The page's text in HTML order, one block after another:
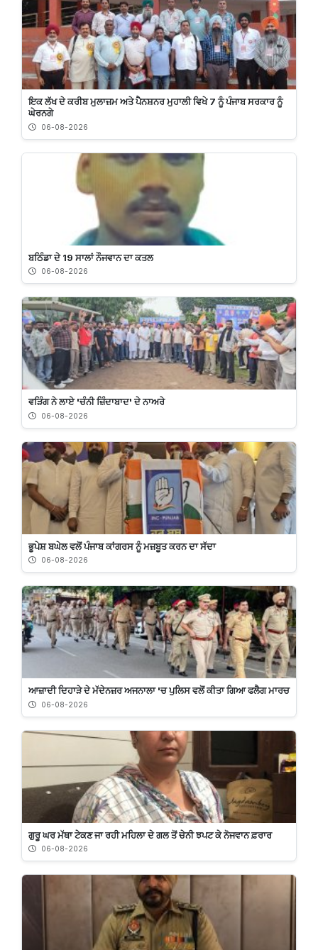
ਇਕ ਲੱਖ ਦੇ ਕਰੀਬ ਮੁਲਾਜ਼ਮ ਅਤੇ ਪੈਨਸ਼ਨਰ ਮੁਹਾਲੀ ਵਿਖੇ 7 ਨੂੰ ਪੰਜਾਬ ਸਰਕਾਰ ਨੂੰ
ਘੇਰਨਗੇ
06-08-2026
ਬਠਿੰਡਾ ਦੇ 19 ਸਾਲਾਂ ਨੌਜਵਾਨ ਦਾ ਕਤਲ
06-08-2026
ਵੜਿੰਗ ਨੇ ਲਾਏ 'ਚੰਨੀ ਜ਼ਿੰਦਾਬਾਦ' ਦੇ ਨਾਅਰੇ
06-08-2026
ਭੂਪੇਸ਼ ਬਘੇਲ ਵਲੋਂ ਪੰਜਾਬ ਕਾਂਗਰਸ ਨੂੰ ਮਜ਼ਬੂਤ ਕਰਨ ਦਾ ਸੱਦਾ
06-08-2026
ਆਜ਼ਾਦੀ ਦਿਹਾੜੇ ਦੇ ਮੱਦੇਨਜ਼ਰ ਅਜਨਾਲਾ 'ਚ ਪੁਲਿਸ ਵਲੋਂ ਕੀਤਾ ਗਿਆ ਫਲੈਗ ਮਾਰਚ
06-08-2026
ਗੁਰੂ ਘਰ ਮੱਥਾ ਟੇਕਣ ਜਾ ਰਹੀ ਮਹਿਲਾ ਦੇ ਗਲ ਤੋਂ ਚੇਨੀ ਝਪਟ ਕੇ ਨੋਜਵਾਨ ਫ਼ਰਾਰ
06-08-2026